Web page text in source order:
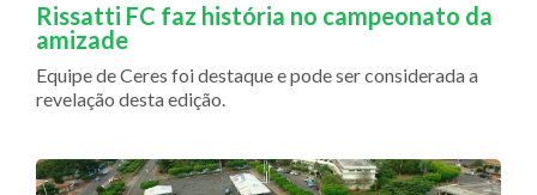
Rissatti FC faz história no campeonato da
amizade
Equipe de Ceres foi destaque e pode ser considerada a
revelação desta edição.